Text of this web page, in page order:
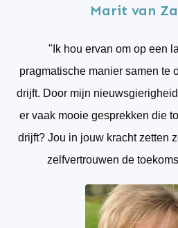
Marit van
"Ik hou ervan om op een
pragmatische manier samen te
drijft. Door mijn
er vaak mooie gesprekken die
drijft? Jou in jouw kracht zetten
zelfvertrouwen de